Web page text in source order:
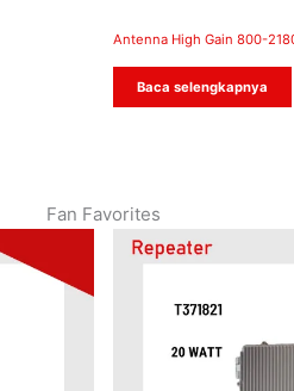
Antenna High Gain 800-
Baca selengkapnya
Fan Favorites